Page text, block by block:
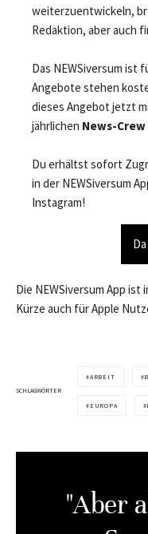
weiterzuentwickeln,
Redaktion, aber auch
Das NEWSiversum ist
Angebote stehen
dieses Angebot jetzt
jährlichen News-Crew
Du erhältst sofort
in der NEWSiversum
Instagram!
Die NEWSiversum App ist
Kürze auch für Apple
SCHLAGWÖRTER
ARBEIT
EUROPA
"Aber